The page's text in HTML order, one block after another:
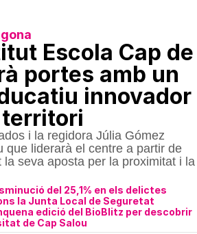
Escola Cap de
portes amb un
innovador
i la regidora Júlia Gómez
que liderarà el centre a partir de
seva aposta per la proximitat i la
del 25,1% en els delictes
la Junta Local de Seguretat
edició del BioBlitz per descobrir
de Cap Salou